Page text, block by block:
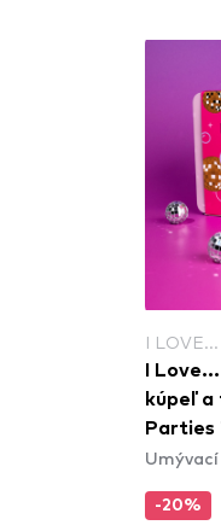
I
I
kúpeľ a
Parties
-20%